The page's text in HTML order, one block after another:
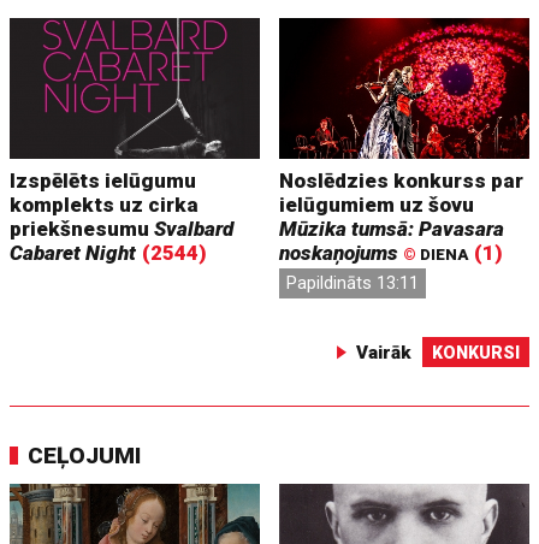
Izspēlēts ielūgumu
komplekts uz cirka
priekšnesumuSvalbard
Cabaret Night (2544)
Noslēdzies konkurss par
ielūgumiem uz šovu
Mūzika tumsā: Pavasara
noskaņojums © DIENA (1)
Papildināts 13:11
Vairāk KONKURSI
CEĻOJUMI